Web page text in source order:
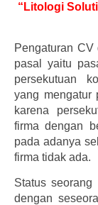
“Litologi
Pengaturan
pasal yaitu
persekutuan
yang mengatur
karena
firma dengan
pada adanya
firma tidak ada.
Status
dengan